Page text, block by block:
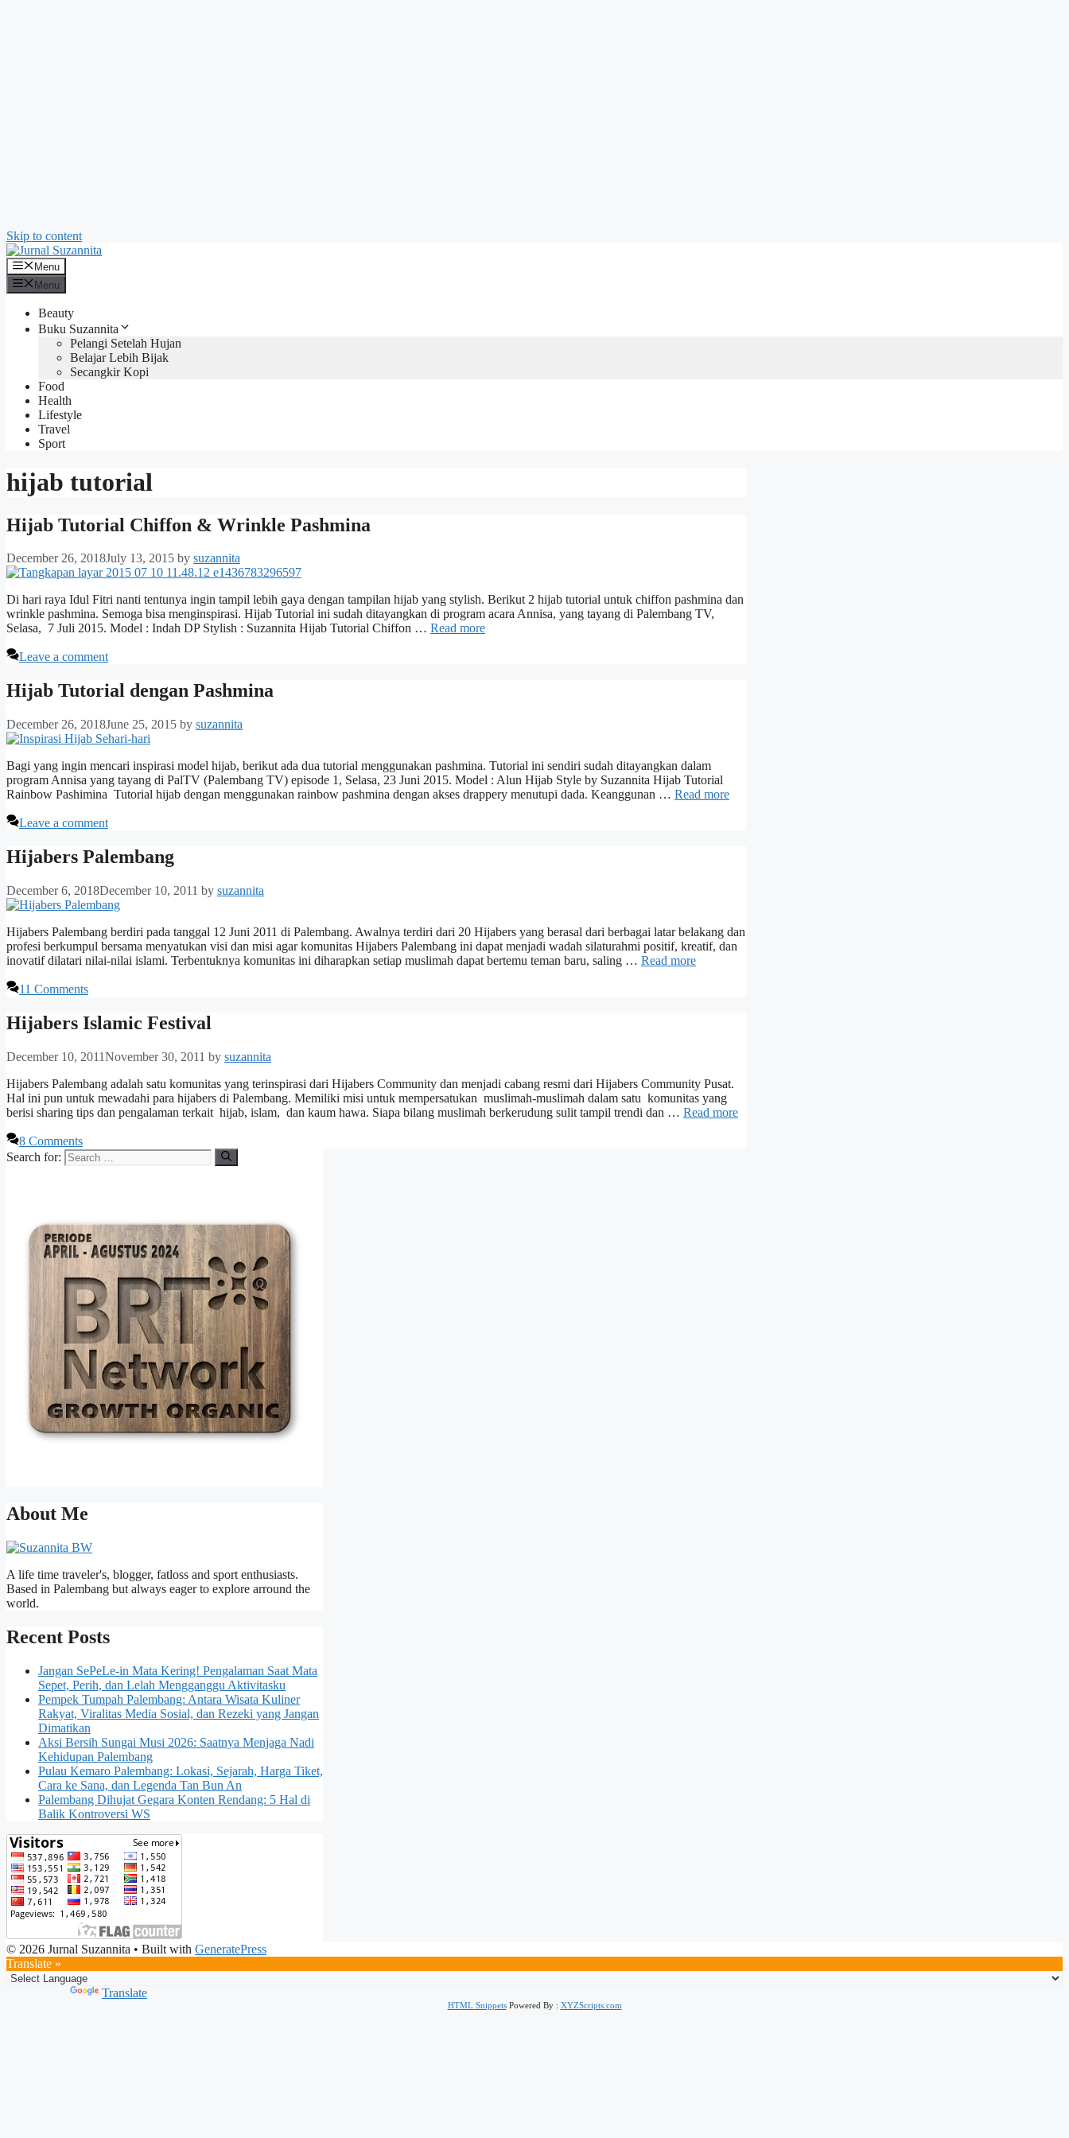
Skip to content
Menu
Menu
Beauty
Buku Suzannita
Pelangi Setelah Hujan
Belajar Lebih Bijak
Secangkir Kopi
Food
Health
Lifestyle
Travel
Sport
hijab tutorial
Hijab Tutorial Chiffon & Wrinkle Pashmina
December 26, 2018July 13, 2015 by suzannita
Di hari raya Idul Fitri nanti tentunya ingin tampil lebih gaya dengan tampilan hijab yang stylish. Berikut 2 hijab tutorial untuk chiffon pashmina dan
wrinkle pashmina. Semoga bisa menginspirasi. Hijab Tutorial ini sudah ditayangkan di program acara Annisa, yang tayang di Palembang TV,
Selasa, 7 Juli 2015. Model : Indah DP Stylish : Suzannita Hijab Tutorial Chiffon … Read more
Leave a comment
Hijab Tutorial dengan Pashmina
December 26, 2018June 25, 2015 by suzannita
Bagi yang ingin mencari inspirasi model hijab, berikut ada dua tutorial menggunakan pashmina. Tutorial ini sendiri sudah ditayangkan dalam
program Annisa yang tayang di PalTV (Palembang TV) episode 1, Selasa, 23 Juni 2015. Model : Alun Hijab Style by Suzannita Hijab Tutorial
Rainbow Pashimina Tutorial hijab dengan menggunakan rainbow pashmina dengan akses drappery menutupi dada. Keanggunan … Read more
Leave a comment
Hijabers Palembang
December 6, 2018December 10, 2011 by suzannita
Hijabers Palembang berdiri pada tanggal 12 Juni 2011 di Palembang. Awalnya terdiri dari 20 Hijabers yang berasal dari berbagai latar belakang dan
profesi berkumpul bersama menyatukan visi dan misi agar komunitas Hijabers Palembang ini dapat menjadi wadah silaturahmi positif, kreatif, dan
inovatif dilatari nilai-nilai islami. Terbentuknya komunitas ini diharapkan setiap muslimah dapat bertemu teman baru, saling … Read more
11 Comments
Hijabers Islamic Festival
December 10, 2011November 30, 2011 by suzannita
Hijabers Palembang adalah satu komunitas yang terinspirasi dari Hijabers Community dan menjadi cabang resmi dari Hijabers Community Pusat.
Hal ini pun untuk mewadahi para hijabers di Palembang. Memiliki misi untuk mempersatukan muslimah-muslimah dalam satu komunitas yang
berisi sharing tips dan pengalaman terkait hijab, islam, dan kaum hawa. Siapa bilang muslimah berkerudung sulit tampil trendi dan … Read more
8 Comments
Search for:
About Me
A life time traveler's, blogger, fatloss and sport enthusiasts.
Based in Palembang but always eager to explore arround the
world.
Recent Posts
Jangan SePeLe-in Mata Kering! Pengalaman Saat Mata
Sepet, Perih, dan Lelah Mengganggu Aktivitasku
Pempek Tumpah Palembang: Antara Wisata Kuliner
Rakyat, Viralitas Media Sosial, dan Rezeki yang Jangan
Dimatikan
Aksi Bersih Sungai Musi 2026: Saatnya Menjaga Nadi
Kehidupan Palembang
Pulau Kemaro Palembang: Lokasi, Sejarah, Harga Tiket,
Cara ke Sana, dan Legenda Tan Bun An
Palembang Dihujat Gegara Konten Rendang: 5 Hal di
Balik Kontroversi WS
© 2026 Jurnal Suzannita • Built with GeneratePress
Translate »
Translate
HTML SnippetsPowered By : XYZScripts.com